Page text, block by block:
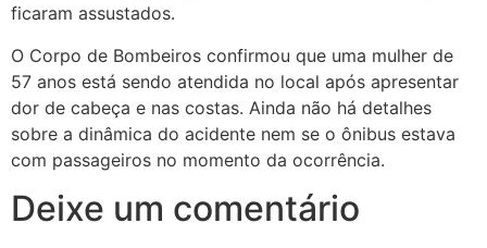
ficaram assustados.
O Corpo de Bombeiros confirmou que uma mulher de
57 anos está sendo atendida no local após apresentar
dor de cabeça e nas costas. Ainda não há detalhes
sobre a dinâmica do acidente nem se o ônibus estava
com passageiros no momento da ocorrência.
Deixe um comentário